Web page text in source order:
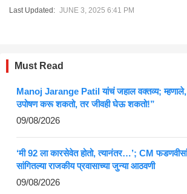
Last Updated: JUNE 3, 2025 6:41 PM
Must Read
Manoj Jarange Patil यांचं जहाल वक्तव्य;
उपोषण करू शकतो, तर जीवही घेऊ शकतो!”
09/08/2026
‘मी 92 ला कारसेवेत होतो, त्यानंतर…’; CM
सांगितल्या राजकीय प्रवासाच्या जुन्या आठवणी
09/08/2026